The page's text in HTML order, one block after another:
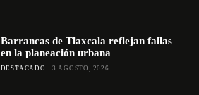
Barrancas de Tlaxcala reflejan fallas
en la planeación urbana
DESTACADO 3 AGOSTO, 2026